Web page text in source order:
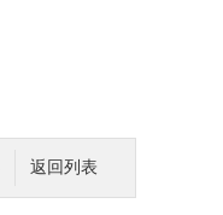
返回列表